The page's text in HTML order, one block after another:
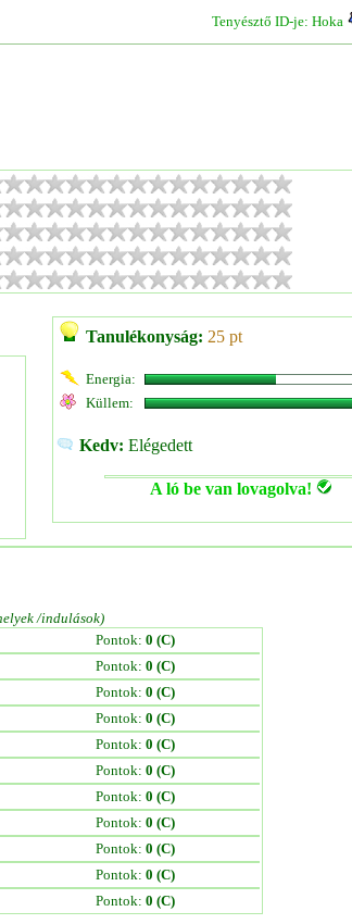
Tenyésztő ID-je: Hoka
Tanulékonyság: 25 pt
Energia:
Küllem:
Kedv: Elégedett
A ló be van lovagolva!
/indulások)
Pontok: 0 (C)
Pontok: 0 (C)
Pontok: 0 (C)
Pontok: 0 (C)
Pontok: 0 (C)
Pontok: 0 (C)
Pontok: 0 (C)
Pontok: 0 (C)
Pontok: 0 (C)
Pontok: 0 (C)
Pontok: 0 (C)